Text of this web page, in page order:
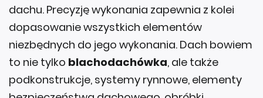
dachu. Precyzję wykonania zapewnia z kolei
dopasowanie wszystkich elementów
niezbędnych do jego wykonania. Dach bowiem
to nie tylko blachodachówka, ale także
podkonstrukcje, systemy rynnowe, elementy